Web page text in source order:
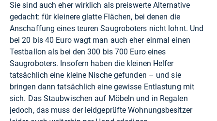
Sie sind auch eher wirklich als preiswerte Alternative
gedacht: für kleinere glatte Flächen, bei denen die
Anschaffung eines teuren Saugroboters nicht lohnt. Und
bei 20 bis 40 Euro wagt man auch eher einmal einen
Testballon als bei den 300 bis 700 Euro eines
Saugroboters. Insofern haben die kleinen Helfer
tatsächlich eine kleine Nische gefunden – und sie
bringen dann tatsächlich eine gewisse Entlastung mit
sich. Das Staubwischen auf Möbeln und in Regalen
jedoch, das muss der leidgeprüfte Wohnungsbesitzer